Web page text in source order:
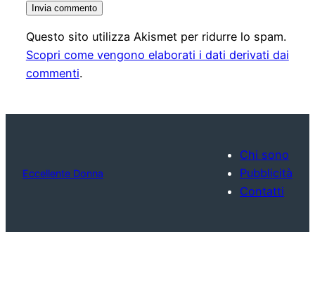
Questo sito utilizza Akismet per ridurre lo spam.
Scopri come vengono elaborati i dati derivati dai
commenti.
Eccellente Donna
Chi sono
Pubblicità
Contatti